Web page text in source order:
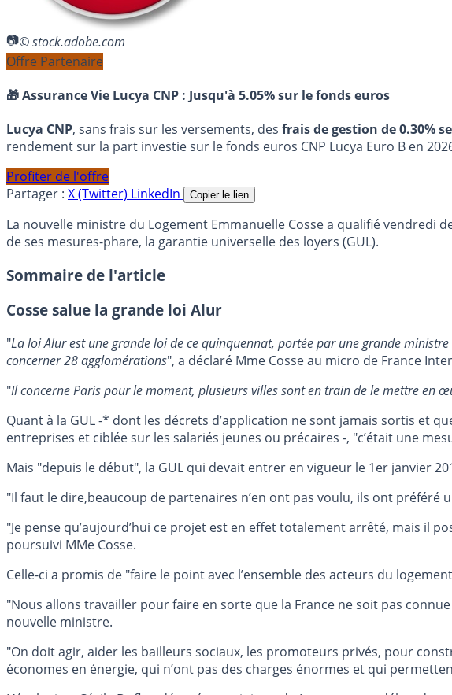
© stock.adobe.com
Offre Partenaire
🎁 Assurance Vie Lucya CNP : Jusqu'à 5.05% sur le fonds euros
Lucya CNP, sans frais sur les versements, des frais de gestion de 0.30%
rendement sur la part investie sur le fonds euros CNP Lucya Euro B en
Profiter de l'offre
Partager : X (Twitter) LinkedIn Copier le lien
La nouvelle ministre du Logement Emmanuelle Cosse a qualifié vendredi
de ses mesures-phare, la garantie universelle des loyers (GUL).
Sommaire de l'article
Cosse salue la grande loi Alur
"La loi Alur est une grande loi de ce quinquennat, portée par une grande
concerner 28 agglomérations", a déclaré Mme Cosse au micro de France
"Il concerne Paris pour le moment, plusieurs villes sont en train de le mettre en
Quant à la GUL -* dont les décrets d’application ne sont jamais sortis et
entreprises et ciblée sur les salariés jeunes ou précaires -, "c’était une
Mais "depuis le début", la GUL qui devait entrer en vigueur le 1er janvier
"Il faut le dire,beaucoup de partenaires n’en ont pas voulu, ils ont préféré
"Je pense qu’aujourd’hui ce projet est en effet totalement arrêté, mais il
poursuivi MMe Cosse.
Celle-ci a promis de "faire le point avec l’ensemble des acteurs du
"Nous allons travailler pour faire en sorte que la France ne soit pas
nouvelle ministre.
"On doit agir, aider les bailleurs sociaux, les promoteurs privés, pour
économes en énergie, qui n’ont pas des charges énormes et qui